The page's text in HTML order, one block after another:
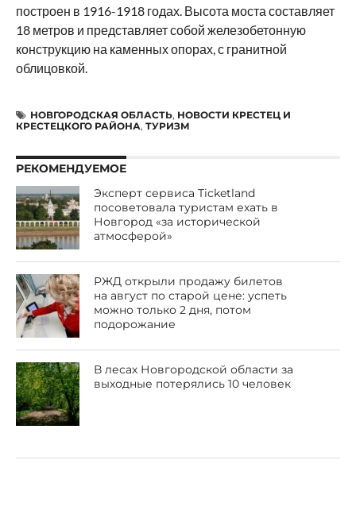
построен в 1916-1918 годах. Высота моста составляет
18 метров и представляет собой железобетонную
конструкцию на каменных опорах, с гранитной
облицовкой.
НОВГОРОДСКАЯ ОБЛАСТЬ, НОВОСТИ КРЕСТЕЦ И
КРЕСТЕЦКОГО РАЙОНА, ТУРИЗМ
РЕКОМЕНДУЕМОЕ
Эксперт сервиса Ticketland
посоветовала туристам ехать в
Новгород «за исторической
атмосферой»
РЖД открыли продажу билетов
на август по старой цене: успеть
можно только 2 дня, потом
подорожание
В лесах Новгородской области за
выходные потерялись 10 человек